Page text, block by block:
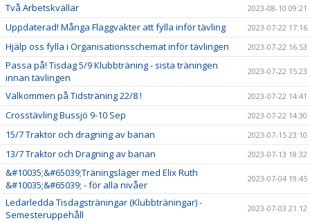
Två Arbetskvällar 2023-08-10 09:21
Uppdaterad! Många Flaggvakter att fylla inför tävling 2023-07-22 17:16
Hjälp oss fylla i Organisationsschemat inför tävlingen 2023-07-22 16:53
Passa på! Tisdag 5/9 Klubbträning - sista träningen
innan tävlingen
2023-07-22 15:23
Välkommen på Tidsträning 22/8 ! 2023-07-22 14:41
Crosstävling Bussjö 9-10 Sep 2023-07-22 14:30
15/7 Traktor och dragning av banan 2023-07-15 23:10
13/7 Traktor och Dragning av banan 2023-07-13 18:32
&#10035;&#65039;Träningsläger med Elix Ruth
&#10035;&#65039; - för alla nivåer
2023-07-04 19:45
Ledarledda Tisdagsträningar (Klubbträningar) -
Semesteruppehåll
2023-07-03 21:12